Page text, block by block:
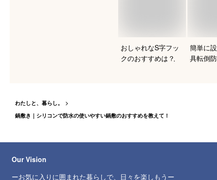
おしゃれなS字フッ
クのおすすめは？
簡単に
具転倒
わたしと、暮らし。
鍋敷き｜シリコンで防水の使いやすい鍋敷のおすすめを教えて！
Our Vision
ーお気に入りに囲まれた暮らしで、日々を楽しもうー